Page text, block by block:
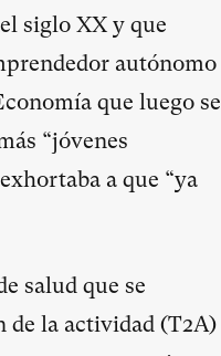
siglo XX y que
autónomo
que luego se
“jóvenes
a que “ya
salud que se
de la actividad (T2A)